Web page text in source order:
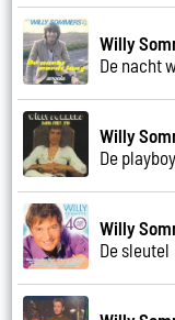
Willy
De nacht
Willy
De playboy
Willy
De sleutel